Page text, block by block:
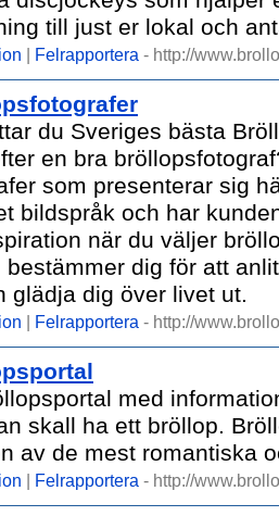
till just er lokal och
| Felrapportera - http://
du Sveriges bästa
en bra
som presenterar sig
bildspråk och har
när du väljer
bestämmer dig för att
glädja dig över livet ut.
| Felrapportera - http://
med
skall ha ett bröllop.
av de mest romantiska
| Felrapportera - http://